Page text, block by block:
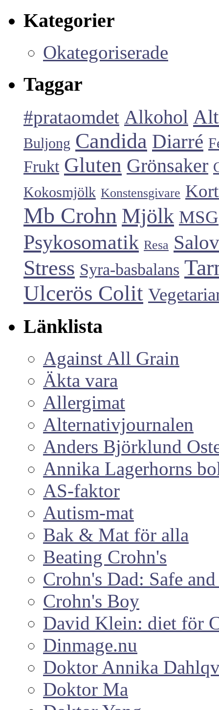
Kategorier
Okategoriserade
Taggar
#prataomdet Alkohol
Buljong Candida Diarré
Frukt Gluten Grönsaker
Kokosmjölk Konstensgivare
Mb Crohn Mjölk MSG
Psykosomatik Resa
Stress Syra-basbalans
Ulcerös Colit
Länklista
Against All Grain
Äkta vara
Allergimat
Alternativjournalen
Anders Björklund
Annika Lagerhorns
AS-faktor
Autism-mat
Bak & Mat för alla
Beating Crohn's
Crohn's Dad: Safe
Crohn's Boy
David Klein: diet för
Dinmage.nu
Doktor Annika
Doktor Ma